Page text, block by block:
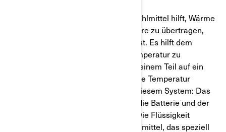
Wie funktioniert es? Das spezielle Kühlmittel hilft, Wärme
von einer Komponente auf eine andere zu übertragen,
wenn die Temperatur nicht optimal ist. Es hilft dem
kälteren Bauteil, eine effektivere Temperatur zu
erreichen, indem es die Wärme von einem Teil auf ein
anderes überträgt, bis es die optimale Temperatur
erreicht. Das ist das Großartige an diesem System: Das
Bordladegerät, der Wechselrichter, die Batterie und der
Motor sind alle flüssigkeitsgekühlt! Die Flüssigkeit
besteht aus einem Frostschutz-/Kühlmittel, das speziell